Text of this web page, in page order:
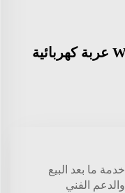
Why choose XIEHE MEDICAL عربة كهربائية
خدمة ما بعد البيع
والدعم الفني